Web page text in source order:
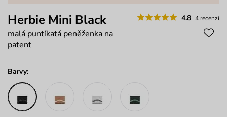
4.8 4 recenzí
Herbie Mini Black
malá puntíkatá peněženka na
patent
Barvy: